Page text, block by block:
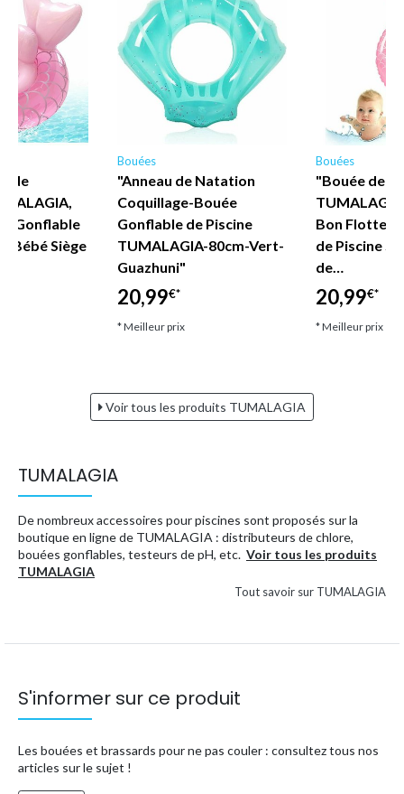
de
Gonflable
Bébé Siège
Bouées
"Anneau de Natation
Coquillage-Bouée
Gonflable de Piscine
TUMALAGIA-80cm-Vert-
Guazhuni"
20,99€*
* Meilleur prix
Bouées
"Bouée de
Bon Flotteur
de Piscine
de…
20,99€*
* Meilleur prix
Voir tous les produits TUMALAGIA
TUMALAGIA
De nombreux accessoires pour piscines sont proposés sur la
boutique en ligne de TUMALAGIA : distributeurs de chlore,
bouées gonflables, testeurs de pH, etc. Voir tous les produits
TUMALAGIA
Tout savoir sur TUMALAGIA
S'informer sur ce produit
Les bouées et brassards pour ne pas couler : consultez tous nos
articles sur le sujet !